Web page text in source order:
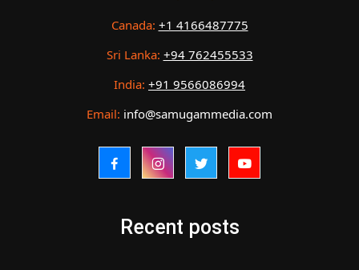
Canada: +1 4166487775
Sri Lanka: +94 762455533
India: +91 9566086994
Email: info@samugammedia.com
Recent posts